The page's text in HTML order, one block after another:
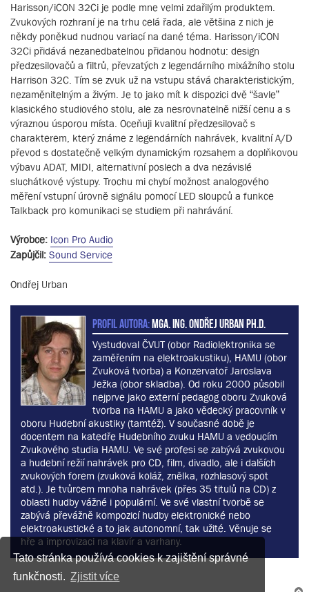
Tato stránka používá cookies k zajištění správné
funkčnosti. Zjistit více
Harisson/iCON 32Ci je podle mne velmi zdařilým produktem.
Zvukových rozhraní je na trhu celá řada, ale většina z nich je
někdy poněkud nudnou variací na dané téma. Harisson/iCON
32Ci přidává nezanedbatelnou přidanou hodnotu: design
předzesilovačů a filtrů, převzatých z legendárního mixážního stolu
Harrison 32C. Tím se zvuk už na vstupu stává charakteristickým,
nezaměnitelným a živým. Je to jako mít k dispozici dvě “šavle”
klasického studiového stolu, ale za nesrovnatelně nižší cenu a s
výraznou úsporou místa. Oceňuji kvalitní předzesilovač s
charakterem, který známe z legendárních nahrávek, kvalitní A/D
převod s dostatečně velkým dynamickým rozsahem a doplňkovou
výbavu ADAT, MIDI, alternativní poslech a dva nezávislé
sluchátkové výstupy. Trochu mi chybí možnost analogového
měření vstupní úrovně signálu pomocí LED sloupců a funkce
Talkback pro komunikaci se studiem při nahrávání.
Výrobce: Icon Pro Audio
Zapůjčil: Sound Service
Ondřej Urban
PROFIL AUTORA:MgA. Ing. Ondřej Urban Ph.D.
Vystudoval ČVUT (obor Radiolektronika se
zaměřením na elektroakustiku), HAMU (obor
Zvuková tvorba) a Konzervatoř Jaroslava
Ježka (obor skladba). Od roku 2000 působil
nejprve jako externí pedagog oboru Zvuková
tvorba na HAMU a jako vědecký pracovník v
oboru Hudební akustiky (tamtéž). V současné době je
docentem na katedře Hudebního zvuku HAMU a vedoucím
Zvukového studia HAMU. Ve své profesi se zabývá zvukovou
a hudební režií nahrávek pro CD, film, divadlo, ale i dalších
zvukových forem (zvuková koláž, znělka, rozhlasový spot
atd.). Je tvůrcem mnoha nahrávek (přes 35 titulů na CD) z
oblasti hudby vážné i populární. Ve své vlastní tvorbě se
zabývá převážně kompozicí hudby elektronické nebo
elektroakustické a to jak autonomní, tak užité. Věnuje se
hře a improvizaci na klavír a varhany.